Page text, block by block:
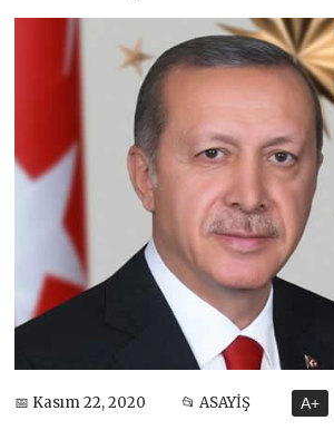
📅 Kasım 22, 2020 📂 ASAYİŞ A+